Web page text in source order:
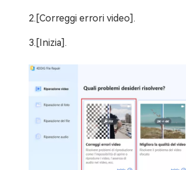
2.[Correggi errori video].
3.[Inizia].